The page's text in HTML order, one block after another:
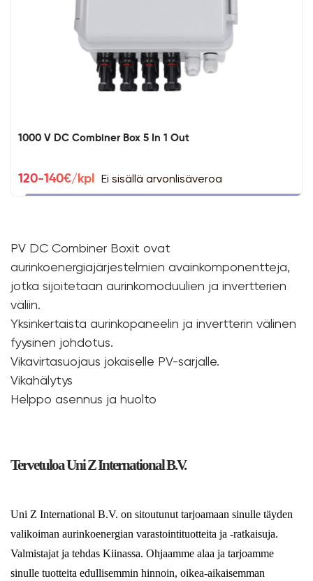
1000 V DC Combiner Box 5 In 1 Out
120-140€/kpl Ei sisällä arvonlisäveroa
PV DC Combiner Boxit ovat
aurinkoenergiajärjestelmien avainkomponentteja,
jotka sijoitetaan aurinkomoduulien ja invertterien
väliin.
Yksinkertaista aurinkopaneelin ja invertterin välinen
fyysinen johdotus.
Vikavirtasuojaus jokaiselle PV-sarjalle.
Vikahälytys
Helppo asennus ja huolto
Tervetuloa Uni Z International B.V.
Uni Z International B.V. on sitoutunut tarjoamaan sinulle täyden
valikoiman aurinkoenergian varastointituotteita ja -ratkaisuja.
Valmistajat ja tehdas Kiinassa. Ohjaamme alaa ja tarjoamme
sinulle tuotteita edullisemmin hinnoin, oikea-aikaisemman